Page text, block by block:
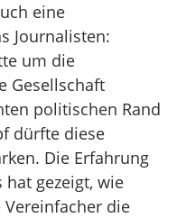
eine
Journalisten:
um die
Gesellschaft
politischen Rand
dürfte diese
Die Erfahrung
hat gezeigt, wie
Vereinfacher die